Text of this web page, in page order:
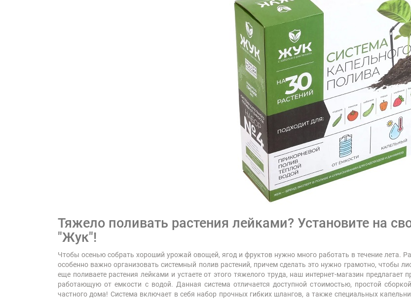
Тяжело поливать растения лейками? Установите на
"Жук"!
Чтобы осенью собрать хороший урожай овощей, ягод и фруктов нужно много работать в течение лета.
особенно важно организовать системный полив растений, причем сделать это нужно грамотно, чтобы
еще поливаете растения лейками и устаете от этого тяжелого труда, наш интернет-магазин
работающую от емкости с водой. Данная система отличается доступной стоимостью, простой
частного дома! Система включает в себя набор прочных гибких шлангов, а также специальных